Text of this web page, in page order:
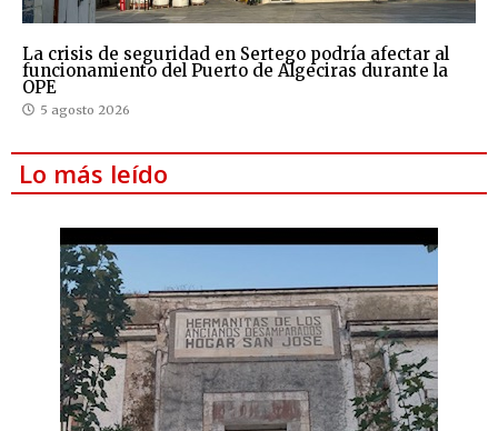
La crisis de seguridad en Sertego podría afectar al
funcionamiento del Puerto de Algeciras durante la
OPE
5 agosto 2026
Lo más leído